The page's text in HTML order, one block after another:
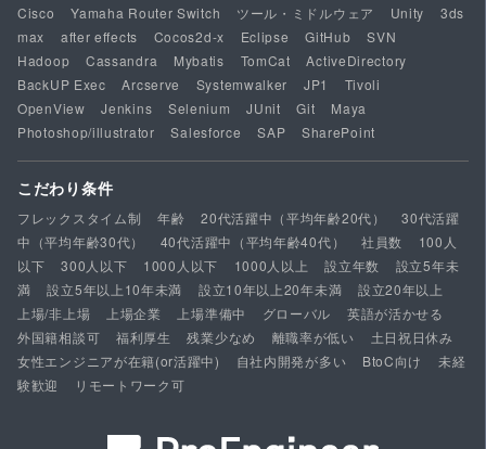
Cisco
Yamaha Router Switch ツール・ミドルウェア Unity
3ds
max
after effects Cocos2d-x Eclipse GitHub
SVN
Hadoop
Cassandra Mybatis TomCat
ActiveDirectory
BackUP Exec
Arcserve Systemwalker JP1
Tivoli
OpenView
Jenkins Selenium JUnit Git
Maya
Photoshop/illustrator
Salesforce SAP SharePoint
こだわり条件
フレックスタイム制 年齢 20代活躍中（平均年齢20代）
30代活躍
中（平均年齢30代）
40代活躍中（平均年齢40代） 社員数
100人
以下
300人以下 1000人以下 1000人以上 設立年数
設立5年未
満
設立5年以上10年未満 設立10年以上20年未満
設立20年以上
上場/非上場
上場企業 上場準備中 グローバル
英語が活かせる
外国籍相談可
福利厚生 残業少なめ 離職率が低い
土日祝日休み
女性エンジニアが在籍(or活躍中)
自社内開発が多い BtoC向け
未経
験歓迎
リモートワーク可